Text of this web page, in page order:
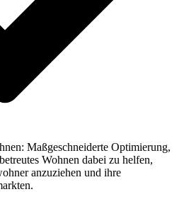
Maßgeschneiderte Optimierung,
Wohnen dabei zu helfen,
anzuziehen und ihre